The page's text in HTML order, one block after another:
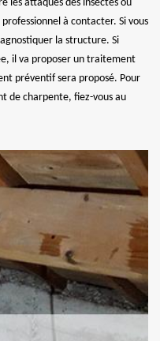
les attaques des insectes ou
à contacter. Si vous
la structure. Si
il va proposer un traitement
préventif sera proposé. Pour
de charpente, fiez-vous au